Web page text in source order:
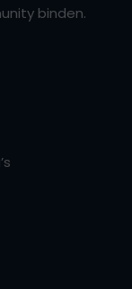
binden.